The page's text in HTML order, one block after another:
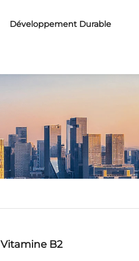
Développement Durable
Vitamine B2